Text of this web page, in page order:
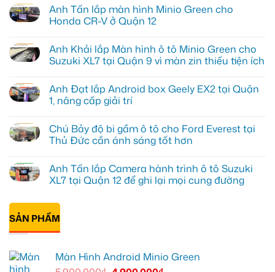
Anh Tấn lắp màn hình Minio Green cho
Honda CR-V ở Quận 12
bình
luận
ở
lắp
màn
hình
cho
Honda
CR-
Quận
12
Anh Khải lắp Màn hình ô tô Minio Green cho
Suzuki XL7 tại Quận 9 vì màn zin thiếu tiện ích
bình
luận
ở
lắp
Màn
hình
Minio
Green
cho
XL7
Quận
9
vì
thiếu
Anh Đạt lắp Android box Geely EX2 tại Quận
1, nâng cấp giải trí
bình
luận
ở
lắp
Android
box
EX2
Quận
1,
nâng
Chú Bảy độ bi gầm ô tô cho Ford Everest tại
Thủ Đức cần ánh sáng tốt hơn
bình
luận
ở
Bảy
bi
gầm
ô
Ford
Everest
Anh Tấn lắp Camera hành trình ô tô Suzuki
XL7 tại Quận 12 để ghi lại mọi cung đường
có
luận
ở
Anh
Camera
SẢN PHẨM
Màn Hình Android Minio Green